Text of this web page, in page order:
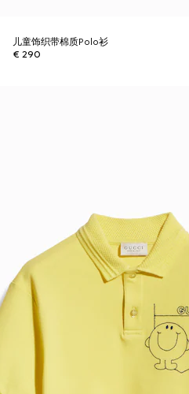
儿童饰织带棉质Polo衫
€ 290